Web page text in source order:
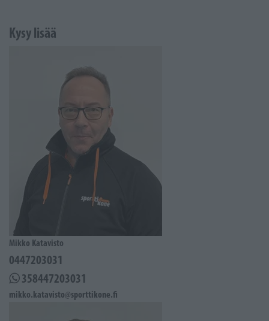
Kysy lisää
Mikko Katavisto
0447203031
358447203031
mikko.katavisto@sporttikone.fi